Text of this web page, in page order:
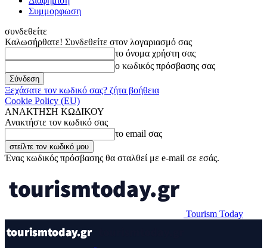
Συμμορφωση
συνδεθείτε
Καλωσήρθατε! Συνδεθείτε στον λογαριασμό σας
το όνομα χρήστη σας
ο κωδικός πρόσβασης σας
Ξεχάσατε τον κωδικό σας? ζήτα βοήθεια
Cookie Policy (EU)
ΑΝΑΚΤΗΣΗ ΚΩΔΙΚΟΥ
Ανακτήστε τον κωδικό σας
το email σας
Ένας κωδικός πρόσβασης θα σταλθεί με e-mail σε εσάς.
Tourism Today